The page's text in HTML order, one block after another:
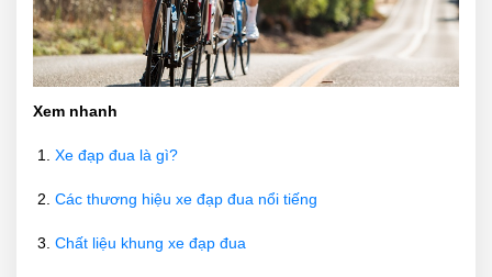
Xem nhanh
Xe đạp đua là gì?
Các thương hiệu xe đạp đua nổi tiếng
Chất liệu khung xe đạp đua